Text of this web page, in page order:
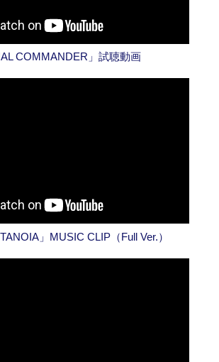
COMMANDER」試聴動画
」MUSIC CLIP（Full Ver.）